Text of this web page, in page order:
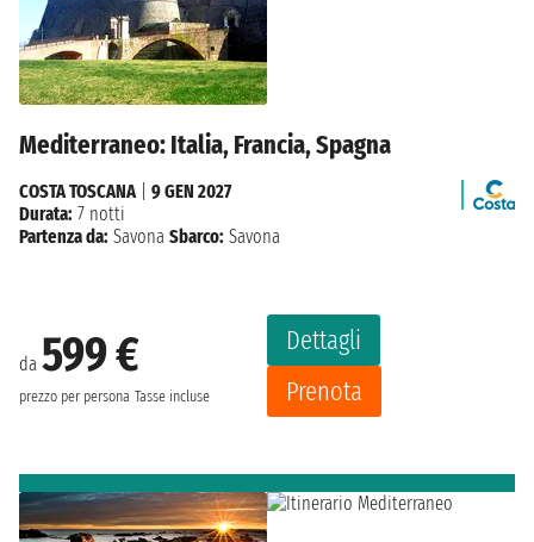
Mediterraneo: Italia, Francia, Spagna
da 599 €
prezzo per persona Tasse incluse
Dettagli
Prenota
COSTA TOSCANA| 9 GEN 2027
Durata: 7 notti
Partenza da: Savona Sbarco: Savona